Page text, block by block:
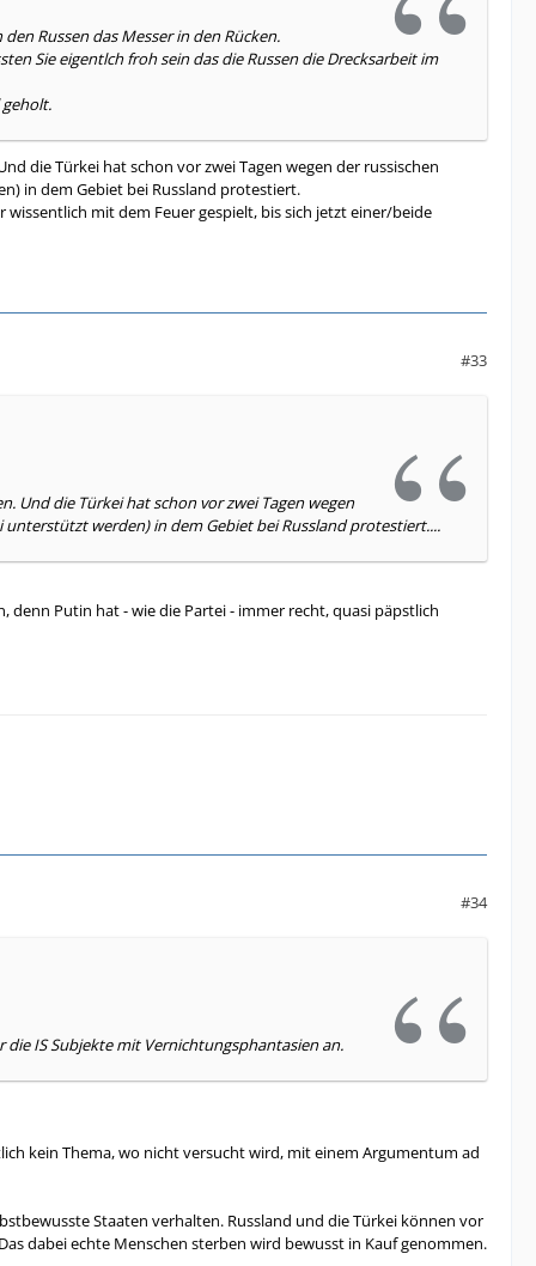
Russen das Messer in den Rücken.
Sie eigentlch froh sein das die Russen die Drecksarbeit im
die Türkei hat schon vor zwei Tagen wegen der russischen
in dem Gebiet bei Russland protestiert.
mit dem Feuer gespielt, bis sich jetzt einer/beide
#33
Und die Türkei hat schon vor zwei Tagen wegen
werden) in dem Gebiet bei Russland protestiert....
Putin hat - wie die Partei - immer recht, quasi päpstlich
#34
IS Subjekte mit Vernichtungsphantasien an.
kein Thema, wo nicht versucht wird, mit einem Argumentum ad
Staaten verhalten. Russland und die Türkei können vor
dabei echte Menschen sterben wird bewusst in Kauf genommen.